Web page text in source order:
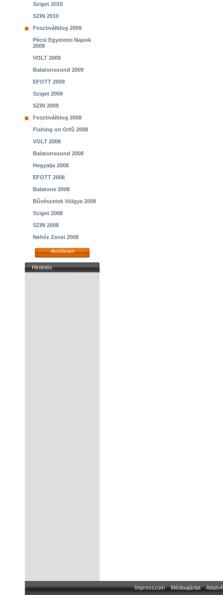
Sziget 2010
SZIN 2010
Fesztiválblog 2009
Pécsi Egyetemi Napok
2009
VOLT 2009
Balatonsound 2009
EFOTT 2009
Sziget 2009
SZIN 2009
Fesztiválblog 2008
Fishing on Orfű 2008
VOLT 2008
Balatonsound 2008
Hegyalja 2008
EFOTT 2008
Balatone 2008
Bűvészetek Völgye 2008
Sziget 2008
SZIN 2008
Nehéz Zenei 2008
Archívum
Hirdetés
Impresszum Médiaajánlat